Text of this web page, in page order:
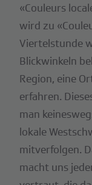
«Couleurs
wird zu
Viertelstunde
Blickwinkeln
Region, eine
erfahren.
man
lokale
mitverfolgen.
macht uns